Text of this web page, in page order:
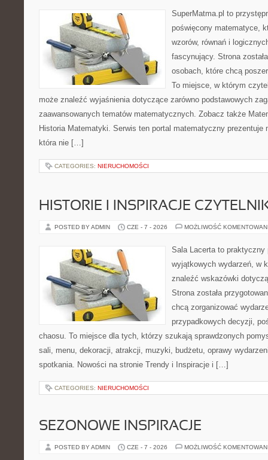
SuperMatma.pl to
poświęcony matematyce,
wzorów, równań i
fascynujący. Strona
osobach, które chcą
To miejsce, w którym
może znaleźć wyjaśnienia dotyczące zarówno podstawowych
zaawansowanych tematów matematycznych. Zobacz także
Historia Matematyki. Serwis ten portal matematyczny prezentuje
która nie […]
CATEGORIES: NIERUCHOMOŚCI
HISTORIE I INSPIRACJE
POSTED BY ADMIN CZE - 7 - 2026 MOŻLIWOŚĆ
Sala Lacerta to praktyczny
wyjątkowych wydarzeń, w
znaleźć wskazówki
Strona została
chcą zorganizować
przypadkowych decyzji,
chaosu. To miejsce dla tych, którzy szukają sprawdzonych
sali, menu, dekoracji, atrakcji, muzyki, budżetu, oprawy
spotkania. Nowości na stronie Trendy i Inspiracje i […]
CATEGORIES: NIERUCHOMOŚCI
SEZONOWE INSPIRACJE
POSTED BY ADMIN CZE - 7 - 2026 MOŻLIWOŚĆ